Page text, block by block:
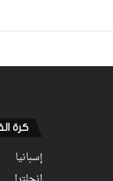
كرة
إسبانيا